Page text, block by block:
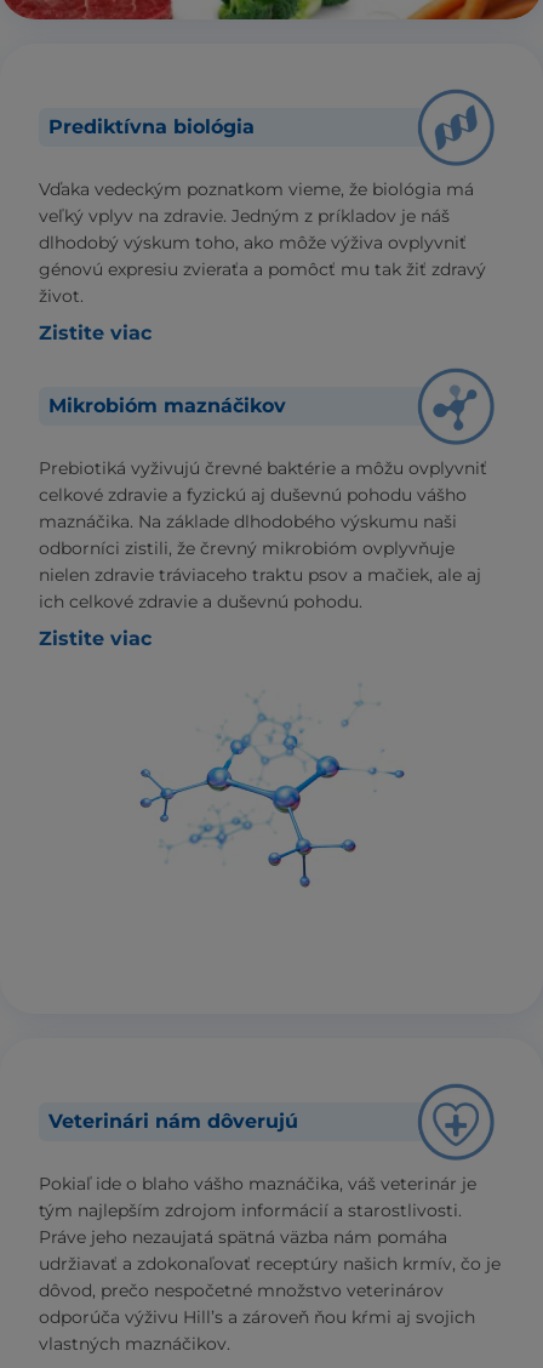
Prediktívna biológia
Vďaka vedeckým poznatkom vieme, že biológia má
veľký vplyv na zdravie. Jedným z príkladov je náš
dlhodobý výskum toho, ako môže výživa ovplyvniť
génovú expresiu zvieraťa a pomôcť mu tak žiť zdravý
život.
Zistite viac
Mikrobióm maznáčikov
Prebiotiká vyživujú črevné baktérie a môžu ovplyvniť
celkové zdravie a fyzickú aj duševnú pohodu vášho
maznáčika. Na základe dlhodobého výskumu naši
odborníci zistili, že črevný mikrobióm ovplyvňuje
nielen zdravie tráviaceho traktu psov a mačiek, ale aj
ich celkové zdravie a duševnú pohodu.
Zistite viac
Veterinári nám dôverujú
Pokiaľ ide o blaho vášho maznáčika, váš veterinár je
tým najlepším zdrojom informácií a starostlivosti.
Práve jeho nezaujatá spätná väzba nám pomáha
udržiavať a zdokonaľovať receptúry našich krmív, čo je
dôvod, prečo nespočetné množstvo veterinárov
odporúča výživu Hill’s a zároveň ňou kŕmi aj svojich
vlastných maznáčikov.